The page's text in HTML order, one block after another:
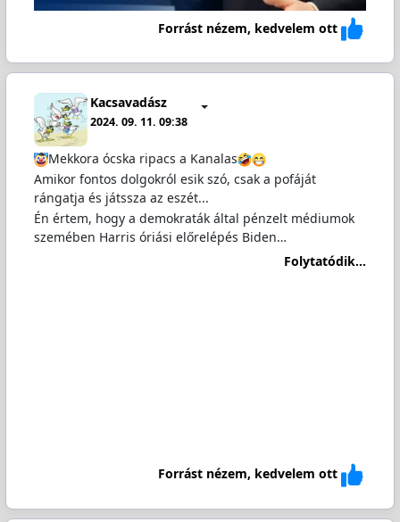
Forrást nézem, kedvelem ott
Kacsavadász
2024. 09. 11. 09:38
Mekkora ócska ripacs a Kanalas
Amikor fontos dolgokról esik szó, csak a pofáját
rángatja és játssza az eszét...
Én értem, hogy a demokraták által pénzelt médiumok
szemében Harris óriási előrelépés Biden…
Folytatódik...
Forrást nézem, kedvelem ott